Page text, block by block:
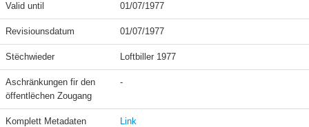
Valid until 01/07/1977
Revisiounsdatum 01/07/1977
Stëchwieder Loftbiller 1977
Aschränkungen fir den
öffentlëchen Zougang
-
Komplett Metadaten Link